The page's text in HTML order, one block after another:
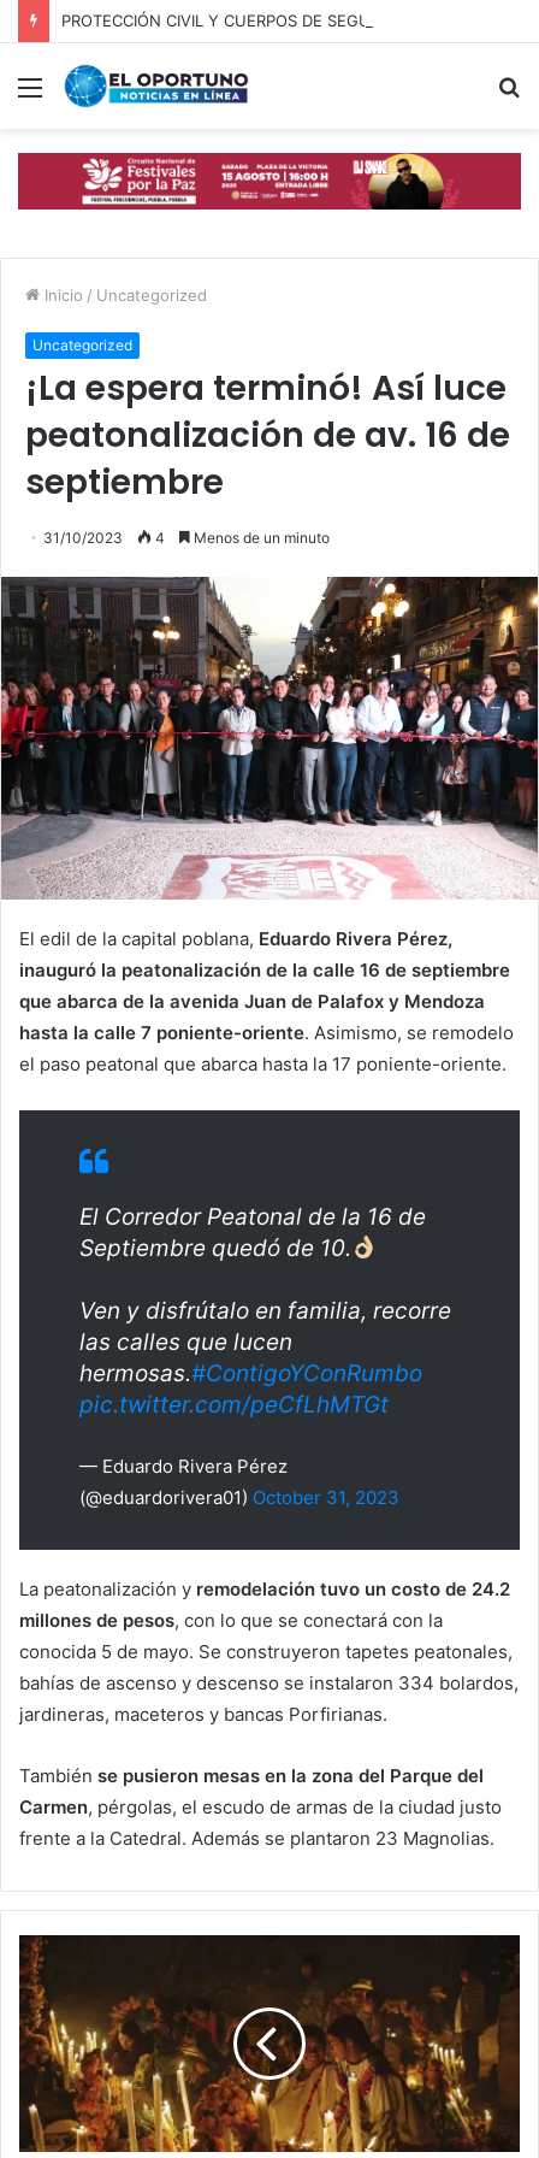
Menú
Inicio / Uncategorized
Uncategorized
¡La espera terminó! Así luce
peatonalización de av. 16 de
septiembre
31/10/2023 4 Menos de un minuto
El edil de la capital poblana, Eduardo Rivera Pérez,
inauguró la peatonalización de la calle 16 de septiembre
que abarca de la avenida Juan de Palafox y Mendoza
hasta la calle 7 poniente-oriente. Asimismo, se remodelo
el paso peatonal que abarca hasta la 17 poniente-oriente.
El Corredor Peatonal de la 16 de
Septiembre quedó de 10.
Ven y disfrútalo en familia, recorre
las calles que lucen
hermosas.#ContigoYConRumbo
pic.twitter.com/peCfLhMTGt
— Eduardo Rivera Pérez
(@eduardorivera01) October 31, 2023
La peatonalización y remodelación tuvo un costo de 24.2
millones de pesos, con lo que se conectará con la
conocida 5 de mayo. Se construyeron tapetes peatonales,
bahías de ascenso y descenso se instalaron 334 bolardos,
jardineras, maceteros y bancas Porfirianas.
También se pusieron mesas en la zona del Parque del
Carmen, pérgolas, el escudo de armas de la ciudad justo
frente a la Catedral. Además se plantaron 23 Magnolias.